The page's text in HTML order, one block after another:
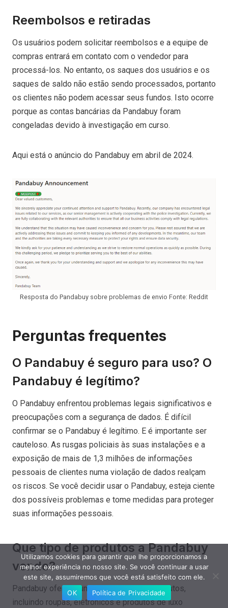
Reembolsos e retiradas
Os usuários podem solicitar reembolsos e a equipe de
compras entrará em contato com o vendedor para
processá-los. No entanto, os saques dos usuários e os
saques de saldo não estão sendo processados, portanto
os clientes não podem acessar seus fundos. Isto ocorre
porque as contas bancárias da Pandabuy foram
congeladas devido à investigação em curso.
Aqui está o anúncio do Pandabuy em abril de 2024.
Resposta do Pandabuy sobre problemas de envio Fonte: Reddit
Perguntas frequentes
O Pandabuy é seguro para uso? O
Pandabuy é legítimo?
O Pandabuy enfrentou problemas legais significativos e
preocupações com a segurança de dados. É difícil
confirmar se o Pandabuy é legítimo. E é importante ser
cauteloso. As rusgas policiais às suas instalações e a
exposição de mais de 1,3 milhões de informações
pessoais de clientes numa violação de dados realçam
os riscos. Se você decidir usar o Pandabuy, esteja ciente
dos possíveis problemas e tome medidas para proteger
suas informações pessoais.
Que tipo de produtos a Pandabuy
vende?
Pandabuy oferece uma ampla gama de produtos,
incluindo roupas, eletrônicos e produtos de luxo
Utilizamos cookies para garantir que lhe proporcionamos a
melhor experiência no nosso site. Se você continuar a usar
este site, assumiremos que você está satisfeito com ele.
OK
Política de Privacidade